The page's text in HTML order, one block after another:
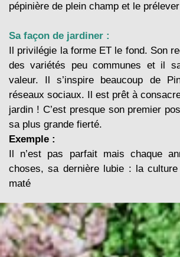
pépinière de plein champ et le
Sa façon de jardiner :
Il privilégie la forme ET le fond. Son
des variétés peu communes et il
valeur. Il s’inspire beaucoup de
réseaux sociaux. Il est prêt à
jardin ! C’est presque son premier
sa plus grande fierté.
Exemple :
Il n’est pas parfait mais chaque
choses, sa dernière lubie : la
maté